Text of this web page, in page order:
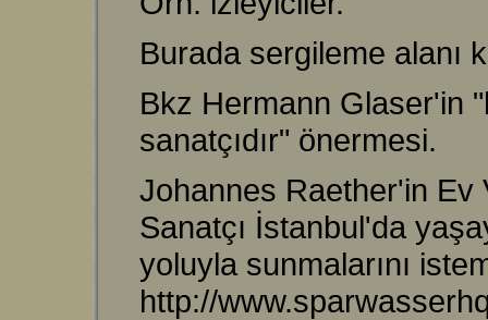
Burada sergileme alanı
Bkz Hermann Glaser'in
sanatçıdır" önermesi.
Johannes Raether'in Ev
Sanatçı İstanbul'da
yoluyla sunmalarını
http://